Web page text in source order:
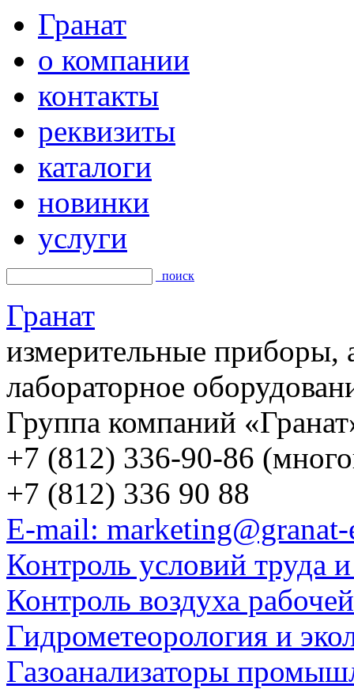
Гранат
о компании
контакты
реквизиты
каталоги
новинки
услуги
поиск
Гранат
измерительные приборы,
лабораторное
Группа компаний
+7 (812) 336-90-86
+7 (812) 336 90 88
E-mail:
Контроль условий труда
Контроль воздуха
Гидрометеорология и
Газоанализаторы